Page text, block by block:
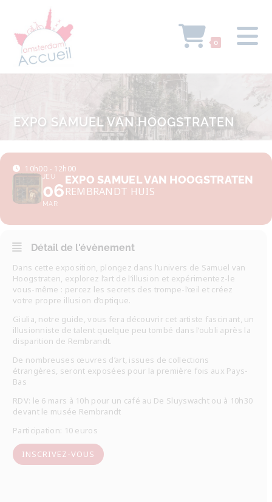
0
EXPO SAMUEL VAN HOOGSTRATEN
10h00 - 12h00
JEU
06
MAR
EXPO SAMUEL VAN HOOGSTRATEN
REMBRANDT HUIS
Détail de l'évènement
Dans cette exposition, plongez dans l’univers de Samuel van
Hoogstraten, explorez l’art de l’illusion et expérimentez-le
vous-même : percez les secrets des trompe-l’œil et créez
votre propre illusion d’optique.
Giulia, notre guide, vous fera découvrir cet artiste fascinant, un
illusionniste de talent quelque peu tombé dans l’oubli après la
disparition de Rembrandt.
De nombreuses œuvres d’art, issues de collections
étrangères, seront exposées pour la première fois aux Pays-
Bas
RDV: le 6 mars à 10h pour un café au De Sluyswacht ou à 10h30
devant le musée Rembrandt
Participation: 10 euros
INSCRIVEZ-VOUS